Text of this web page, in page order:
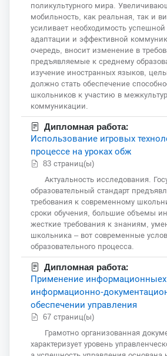
поликультурного мира.
мобильность, как реальная, так и
усиливает необходимость успешной
адаптации и эффективной
очередь, вносит изменение в
предъявляемые к среднему
изучение иностранных языков,
должно стать обеспечение
школьников к участию в
коммуникации.
Дипломная работа:
Использование игровых
процессе на уроках обж
83 страниц(ы)
Актуальность исследования.
образовательный стандарт
требования к современному
сроки обучения, большие объемы
жесткие требования к знаниям,
школьника – вот современные
образовательного процесса.
Дипломная работа:
Применение информационныех
информационно-
обеспечении управления
67 страниц(ы)
Грамотно организованная
характеризует уровень